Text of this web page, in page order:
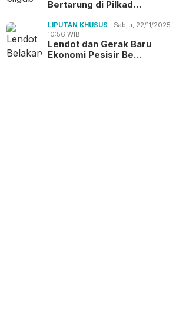
Bertarung di Pilkad…
LIPUTAN KHUSUS
Sabtu, 22/11/2025 -
10:56 WIB
Lendot dan Gerak Baru
Ekonomi Pesisir Be…